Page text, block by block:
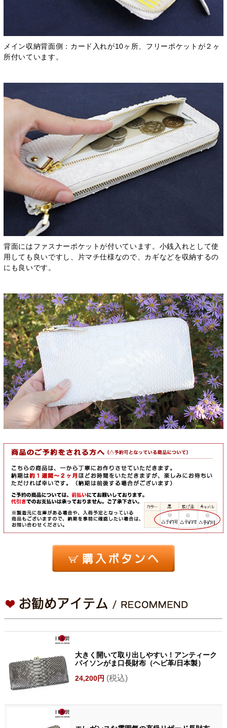
メイン収納背面側：カード入れが10ヶ所、フリーポケットが２ヶ
所付いています。
背面にはファスナーポケットが付いています。小銭入れとして使
用しても良いですし、片マチ仕様なので、カギなどを収納するの
にも良いです。
大きく開いて取り出しやすい！アンティーク
パイソンがま口長財布（ヘビ革/日本製）
24,200円 (税込)